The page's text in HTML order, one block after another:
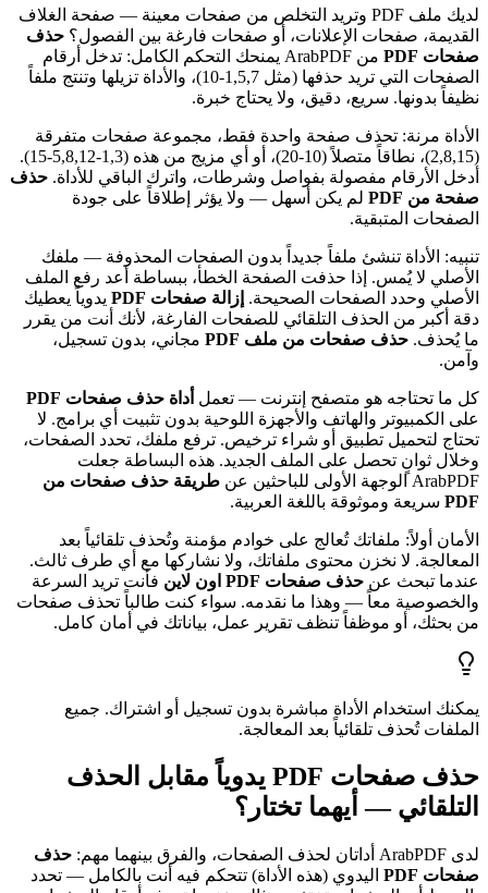
لديك ملف PDF وتريد التخلص من صفحات معينة — صفحة الغلاف
القديمة، صفحات الإعلانات، أو صفحات فارغة بين الفصول؟ حذف
صفحات PDF
من ArabPDF يمنحك التحكم الكامل: تدخل أرقام
الصفحات التي تريد حذفها (مثل 1,5,7-10)، والأداة تزيلها وتنتج ملفاً
نظيفاً بدونها. سريع، دقيق، ولا يحتاج خبرة.
الأداة مرنة: تحذف صفحة واحدة فقط، مجموعة صفحات متفرقة
(2,8,15)، نطاقاً متصلاً (10-20)، أو أي مزيج من هذه (1,3-5,8,12-15).
أدخل الأرقام مفصولة بفواصل وشرطات، واترك الباقي للأداة. حذف
صفحة من PDF
لم يكن أسهل — ولا يؤثر إطلاقاً على جودة
الصفحات المتبقية.
تنبيه: الأداة تنشئ ملفاً جديداً بدون الصفحات المحذوفة — ملفك
الأصلي لا يُمس. إذا حذفت الصفحة الخطأ، ببساطة أعد رفع الملف
الأصلي وحدد الصفحات الصحيحة. إزالة صفحات PDF
يدوياً يعطيك
دقة أكبر من الحذف التلقائي للصفحات الفارغة، لأنك أنت من يقرر
ما يُحذف. حذف صفحات من ملف PDF
مجاني، بدون تسجيل،
وآمن.
كل ما تحتاجه هو متصفح إنترنت — تعمل أداة حذف صفحات PDF
على الكمبيوتر والهاتف والأجهزة اللوحية بدون تثبيت أي برامج. لا
تحتاج لتحميل تطبيق أو شراء ترخيص. ترفع ملفك، تحدد الصفحات،
وخلال ثوانٍ تحصل على الملف الجديد. هذه البساطة جعلت
ArabPDF الوجهة الأولى للباحثين عن
طريقة حذف صفحات من
PDF سريعة وموثوقة باللغة العربية.
الأمان أولاً: ملفاتك تُعالج على خوادم مؤمنة وتُحذف تلقائياً بعد
المعالجة. لا نخزن محتوى ملفاتك، ولا نشاركها مع أي طرف ثالث.
عندما تبحث عن حذف صفحات PDF اون لاين
فأنت تريد السرعة
والخصوصية معاً — وهذا ما نقدمه. سواء كنت طالباً تحذف صفحات
من بحثك، أو موظفاً تنظف تقرير عمل، بياناتك في أمان كامل.
يمكنك استخدام الأداة مباشرة بدون تسجيل أو اشتراك. جميع
الملفات تُحذف تلقائياً بعد المعالجة.
حذف صفحات PDF يدوياً مقابل الحذف
التلقائي — أيهما تختار؟
لدى ArabPDF أداتان لحذف الصفحات، والفرق بينهما مهم:
حذف
صفحات PDF
اليدوي (هذه الأداة) تتحكم فيه أنت بالكامل — تحدد